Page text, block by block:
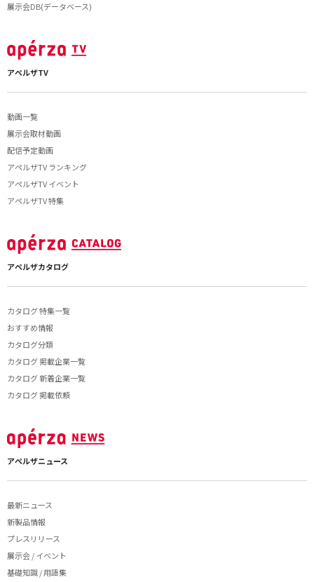
展示会DB(データベース)
アペルザTV
動画一覧
展示会取材動画
配信予定動画
アペルザTV ランキング
アペルザTV イベント
アペルザTV 特集
アペルザカタログ
カタログ 特集一覧
おすすめ情報
カタログ分類
カタログ 掲載企業一覧
カタログ 新着企業一覧
カタログ 掲載依頼
アペルザニュース
最新ニュース
新製品情報
プレスリリース
展示会 / イベント
基礎知識 / 用語集